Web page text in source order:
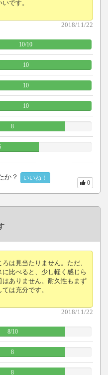
です。
2018/11/22
10/10
10
10
10
8
か？ いいね！
0
は見当たりません。ただ、
比べると、少し軽く感じら
ありません。耐久性もまず
は充分です。
2018/11/22
8/10
8
8